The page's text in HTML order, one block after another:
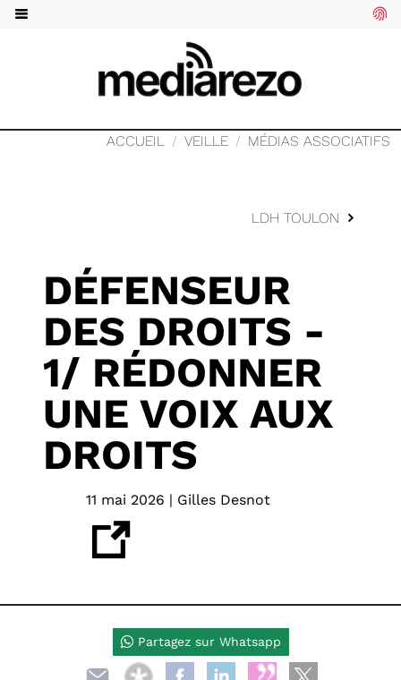
ACCUEIL VEILLE MÉDIAS ASSOCIATIFS
LDH TOULON
DÉFENSEUR
DES DROITS -
1/ RÉDONNER
UNE VOIX AUX
DROITS
11 mai 2026 | Gilles Desnot
Partagez sur Whatsapp